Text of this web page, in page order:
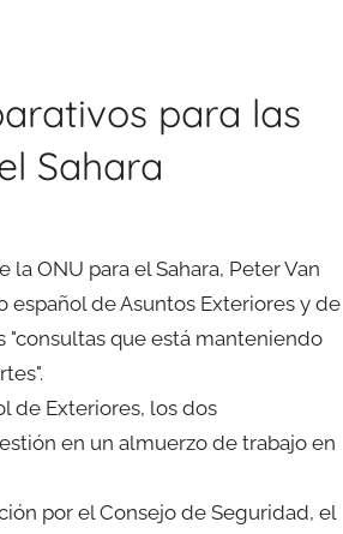
para las
Sahara
ONU para el Sahara, Peter Van
de Asuntos Exteriores y de
"consultas que está manteniendo
de Exteriores, los dos
en un almuerzo de trabajo en
por el Consejo de Seguridad, el